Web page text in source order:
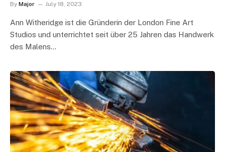
By Major July 18, 2023
Ann Witheridge ist die Gründerin der London Fine Art
Studios und unterrichtet seit über 25 Jahren das Handwerk
des Malens…